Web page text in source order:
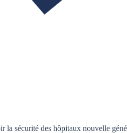
la sécurité des hôpitaux nouvelle